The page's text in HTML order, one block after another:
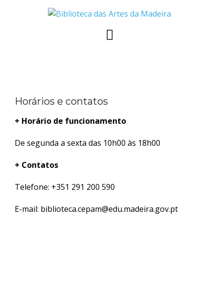
Horários e contatos
+ Horário de funcionamento
De segunda a sexta das 10h00 às 18h00
+ Contatos
Telefone: +351 291 200 590
E-mail: biblioteca.cepam@edu.madeira.gov.pt